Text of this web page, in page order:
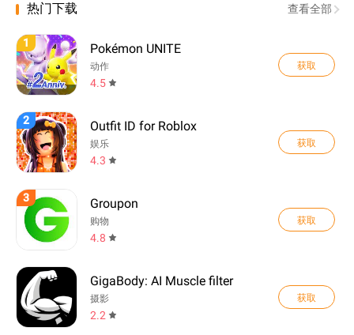
热门下载 查看全部
1 Pokémon UNITE
动作
4.5
获取
2 Outfit ID for Roblox
娱乐
4.3
获取
3 Groupon
购物
4.8
获取
GigaBody: AI Muscle filter
摄影
2.2
获取